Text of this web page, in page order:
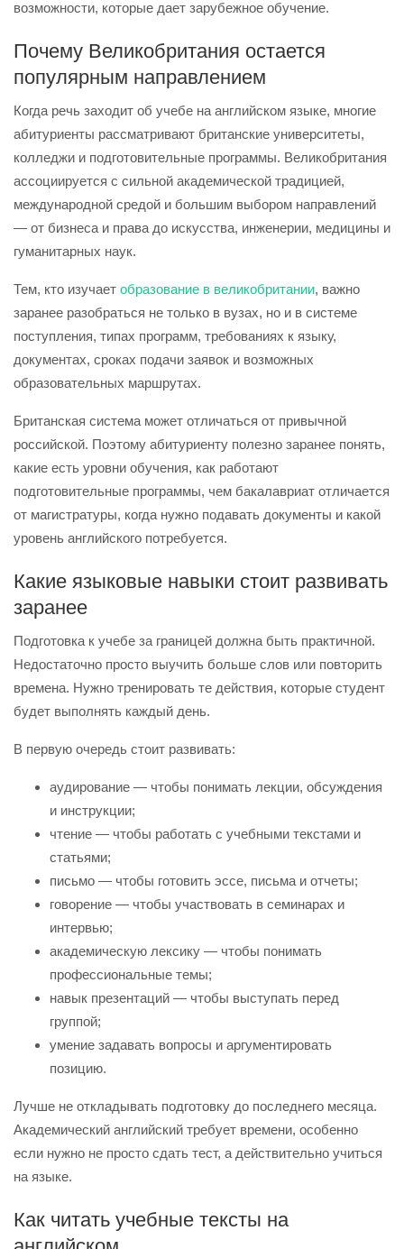
возможности, которые дает зарубежное обучение.
Почему Великобритания остается
популярным направлением
Когда речь заходит об учебе на английском языке, многие
абитуриенты рассматривают британские университеты,
колледжи и подготовительные программы. Великобритания
ассоциируется с сильной академической традицией,
международной средой и большим выбором направлений
— от бизнеса и права до искусства, инженерии, медицины и
гуманитарных наук.
Тем, кто изучает образование в великобритании, важно
заранее разобраться не только в вузах, но и в системе
поступления, типах программ, требованиях к языку,
документах, сроках подачи заявок и возможных
образовательных маршрутах.
Британская система может отличаться от привычной
российской. Поэтому абитуриенту полезно заранее понять,
какие есть уровни обучения, как работают
подготовительные программы, чем бакалавриат отличается
от магистратуры, когда нужно подавать документы и какой
уровень английского потребуется.
Какие языковые навыки стоит развивать
заранее
Подготовка к учебе за границей должна быть практичной.
Недостаточно просто выучить больше слов или повторить
времена. Нужно тренировать те действия, которые студент
будет выполнять каждый день.
В первую очередь стоит развивать:
аудирование — чтобы понимать лекции, обсуждения
и инструкции;
чтение — чтобы работать с учебными текстами и
статьями;
письмо — чтобы готовить эссе, письма и отчеты;
говорение — чтобы участвовать в семинарах и
интервью;
академическую лексику — чтобы понимать
профессиональные темы;
навык презентаций — чтобы выступать перед
группой;
умение задавать вопросы и аргументировать
позицию.
Лучше не откладывать подготовку до последнего месяца.
Академический английский требует времени, особенно
если нужно не просто сдать тест, а действительно учиться
на языке.
Как читать учебные тексты на